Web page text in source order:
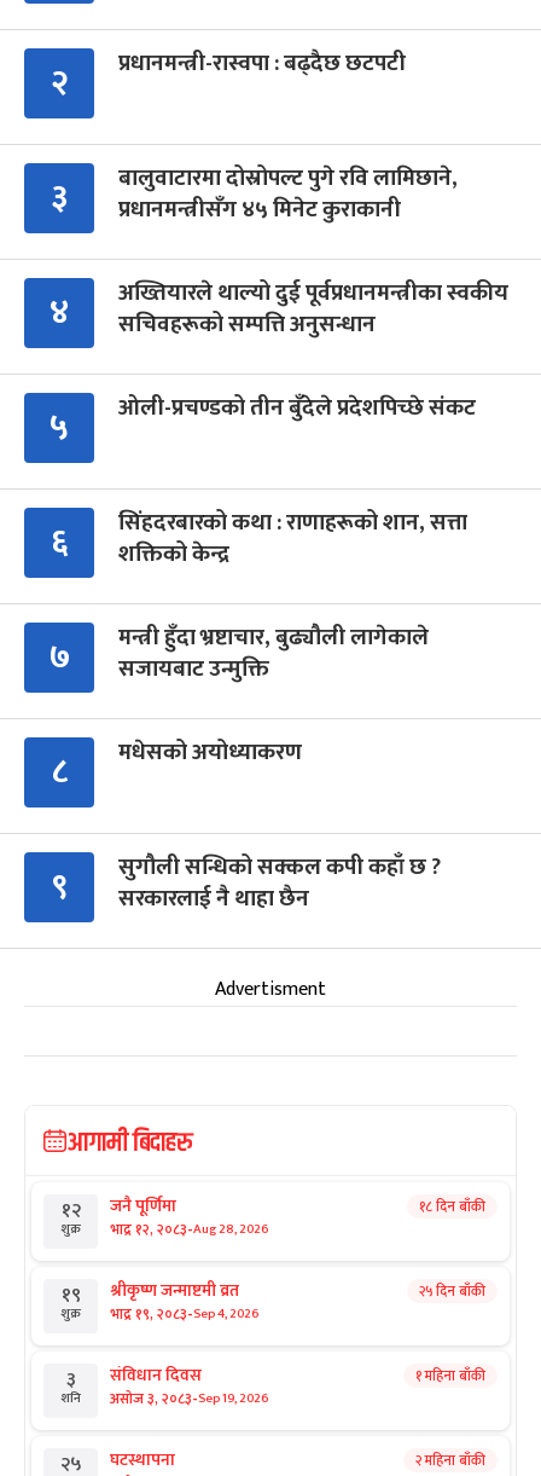
२ प्रधानमन्त्री-रास्वपा : बढ्दैछ छटपटी
३
बालुवाटारमा दोस्रोपल्ट पुगे रवि लामिछाने,
प्रधानमन्त्रीसँग ४५ मिनेट कुराकानी
४
अख्तियारले थाल्यो दुई पूर्वप्रधानमन्त्रीका स्वकीय
सचिवहरूको सम्पत्ति अनुसन्धान
५ ओली-प्रचण्डको तीन बुँदेले प्रदेशपिच्छे संकट
६
सिंहदरबारको कथा : राणाहरूको शान, सत्ता
शक्तिको केन्द्र
७
मन्त्री हुँदा भ्रष्टाचार, बुढ्यौली लागेकाले
सजायबाट उन्मुक्ति
८ मधेसको अयोध्याकरण
९
सुगौली सन्धिको सक्कल कपी कहाँ छ ?
सरकारलाई नै थाहा छैन
Advertisment
आगामी बिदाहरु
१२
शुक्र
जनै पूर्णिमा
भाद्र १२, २०८३-Aug 28, 2026
१८ दिन बाँकी
१९
शुक्र
श्रीकृष्ण जन्माष्टमी व्रत
भाद्र १९, २०८३-Sep 4, 2026
२५ दिन बाँकी
३
शनि
संविधान दिवस
असोज ३, २०८३-Sep 19, 2026
१ महिना बाँकी
२५ घटस्थापना २ महिना बाँकी